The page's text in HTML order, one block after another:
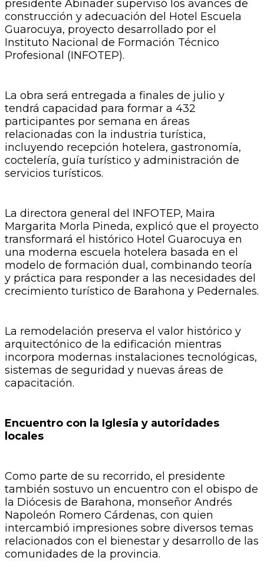
presidente Abinader supervisó los avances de
construcción y adecuación del Hotel Escuela
Guarocuya, proyecto desarrollado por el
Instituto Nacional de Formación Técnico
Profesional (INFOTEP).
La obra será entregada a finales de julio y
tendrá capacidad para formar a 432
participantes por semana en áreas
relacionadas con la industria turística,
incluyendo recepción hotelera, gastronomía,
coctelería, guía turístico y administración de
servicios turísticos.
La directora general del INFOTEP, Maira
Margarita Morla Pineda, explicó que el proyecto
transformará el histórico Hotel Guarocuya en
una moderna escuela hotelera basada en el
modelo de formación dual, combinando teoría
y práctica para responder a las necesidades del
crecimiento turístico de Barahona y Pedernales.
La remodelación preserva el valor histórico y
arquitectónico de la edificación mientras
incorpora modernas instalaciones tecnológicas,
sistemas de seguridad y nuevas áreas de
capacitación.
Encuentro con la Iglesia y autoridades
locales
Como parte de su recorrido, el presidente
también sostuvo un encuentro con el obispo de
la Diócesis de Barahona, monseñor Andrés
Napoleón Romero Cárdenas, con quien
intercambió impresiones sobre diversos temas
relacionados con el bienestar y desarrollo de las
comunidades de la provincia.